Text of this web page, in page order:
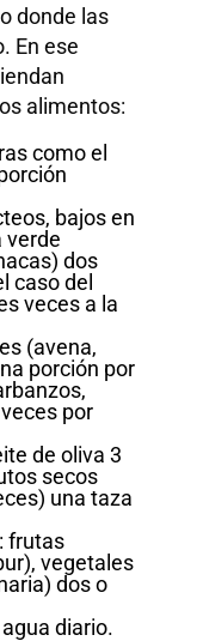
donde las
En ese
alimentos:
como el
bajos en
verde
dos
caso del
veces a la
(avena,
porción por
por
de oliva 3
secos
una taza
: frutas
vegetales
dos o
diario.